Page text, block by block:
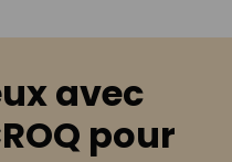
avec
pour